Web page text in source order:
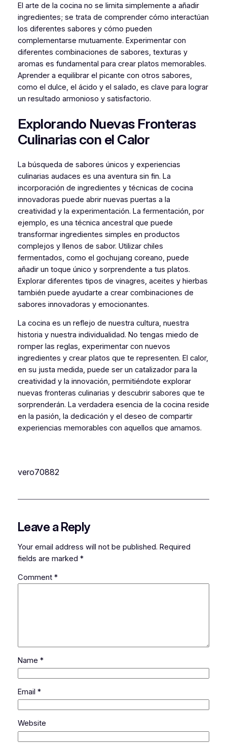
El arte de la cocina no se limita simplemente a añadir
ingredientes; se trata de comprender cómo interactúan
los diferentes sabores y cómo pueden
complementarse mutuamente. Experimentar con
diferentes combinaciones de sabores, texturas y
aromas es fundamental para crear platos memorables.
Aprender a equilibrar el picante con otros sabores,
como el dulce, el ácido y el salado, es clave para lograr
un resultado armonioso y satisfactorio.
Explorando Nuevas Fronteras
Culinarias con el Calor
La búsqueda de sabores únicos y experiencias
culinarias audaces es una aventura sin fin. La
incorporación de ingredientes y técnicas de cocina
innovadoras puede abrir nuevas puertas a la
creatividad y la experimentación. La fermentación, por
ejemplo, es una técnica ancestral que puede
transformar ingredientes simples en productos
complejos y llenos de sabor. Utilizar chiles
fermentados, como el gochujang coreano, puede
añadir un toque único y sorprendente a tus platos.
Explorar diferentes tipos de vinagres, aceites y hierbas
también puede ayudarte a crear combinaciones de
sabores innovadoras y emocionantes.
La cocina es un reflejo de nuestra cultura, nuestra
historia y nuestra individualidad. No tengas miedo de
romper las reglas, experimentar con nuevos
ingredientes y crear platos que te representen. El calor,
en su justa medida, puede ser un catalizador para la
creatividad y la innovación, permitiéndote explorar
nuevas fronteras culinarias y descubrir sabores que te
sorprenderán. La verdadera esencia de la cocina reside
en la pasión, la dedicación y el deseo de compartir
experiencias memorables con aquellos que amamos.
vero70882
Leave a Reply
Your email address will not be published. Required
fields are marked *
Comment *
Name *
Email *
Website